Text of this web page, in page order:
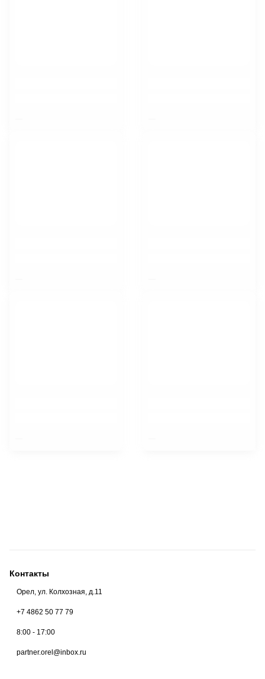
Контакты
Орел, ул. Колхозная, д.11
+7 4862 50 77 79
8:00 - 17:00
partner.orel@inbox.ru